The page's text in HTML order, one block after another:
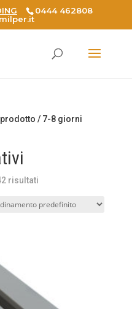
0444 462808
/ 7-8 giorni
risultati